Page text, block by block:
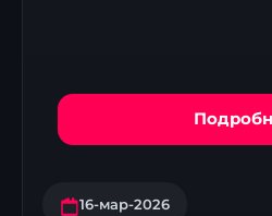
16-мар-2026